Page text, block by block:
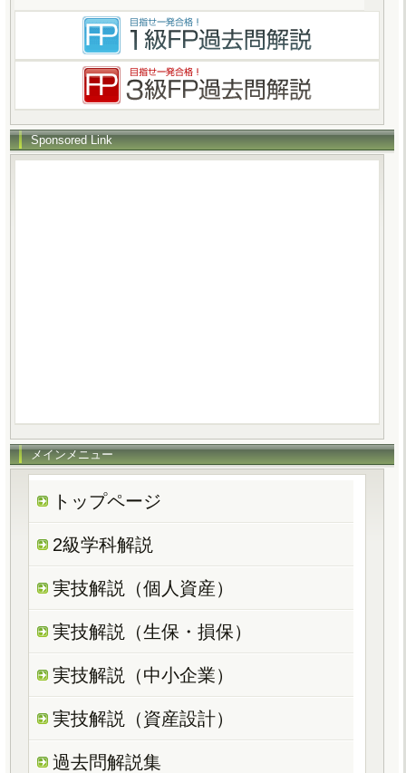
Sponsored Link
メインメニュー
トップページ
2級学科解説
実技解説（個人資産）
実技解説（生保・損保）
実技解説（中小企業）
実技解説（資産設計）
過去問解説集